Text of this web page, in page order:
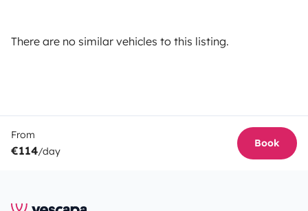
There are no similar vehicles to this listing.
From
€114/day
Book